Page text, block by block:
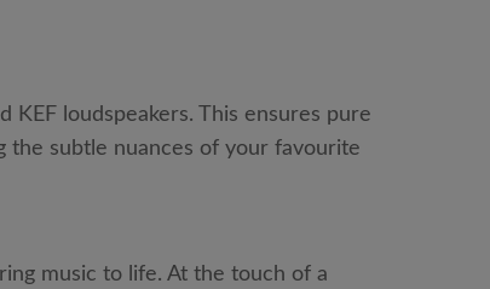
loudspeakers. This ensures pure
the subtle nuances of your favourite
music to life. At the touch of a